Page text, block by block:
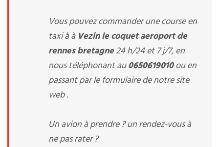
Vous pouvez commander une course en
taxi à à Vezin le coquet aeroport de
rennes bretagne24 h/24 et 7 j/7, en
nous téléphonant au0650619010ou en
passant par le formulaire de notre site
web .
Un avion à prendre ? un rendez-vous à
ne pas rater ?